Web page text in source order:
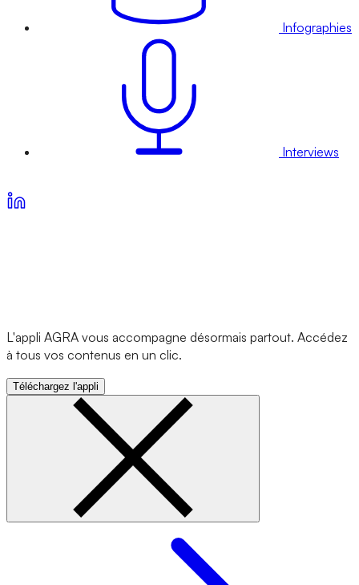
Infographies
Interviews
L'appli AGRA vous accompagne désormais partout. Accédez
à tous vos contenus en un clic.
Téléchargez l'appli